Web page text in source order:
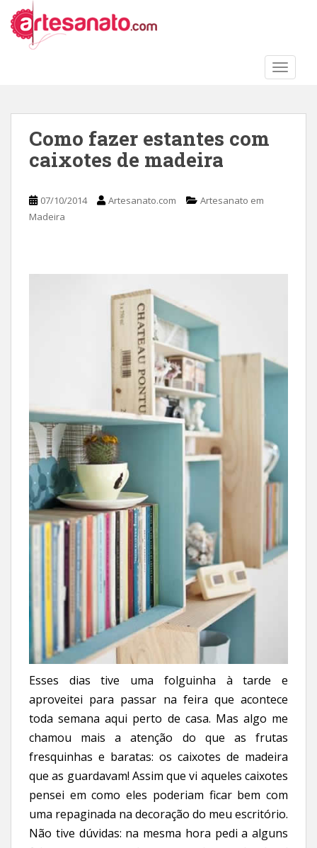
Como fazer estantes com
caixotes de madeira
07/10/2014 Artesanato.com
Artesanato em
Madeira
Esses dias tive uma folguinha à tarde e
aproveitei para passar na feira que acontece
toda semana aqui perto de casa. Mas algo me
chamou mais a atenção do que as frutas
fresquinhas e baratas: os caixotes de madeira
que as guardavam! Assim que vi aqueles caixotes
pensei em como eles poderiam ficar bem com
uma repaginada na decoração do meu escritório.
Não tive dúvidas: na mesma hora pedi a alguns